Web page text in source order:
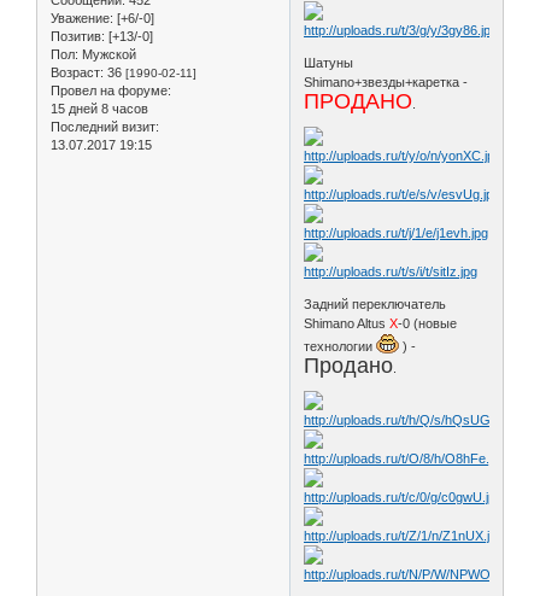
Уважение: [+6/-0]
Позитив: [+13/-0]
Пол: Мужской
Возраст: 36 [1990-02-11]
Провел на форуме:
15 дней 8 часов
Последний визит:
13.07.2017 19:15
Шатуны
Shimano+звезды+каретка -
ПРОДАНО
Задний переключатель
Shimano AltusX-0 (новые
технологии
) -
Продано